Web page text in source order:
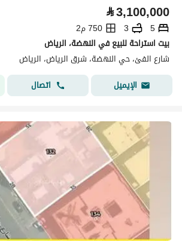
⃁3,100,000
5
3
750 م2
بيت استراحة للبيع في النهضة، الرياض
شارع الفئ، حي النهضة، شرق الرياض، الرياض
الإيميل
اتصال